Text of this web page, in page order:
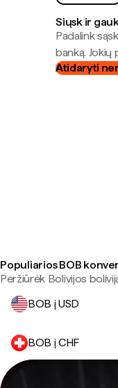
Siųsk ir
Padalink
banką. Jokių
Atidaryti
Populiarios BOB
Peržiūrėk Bolivijos
BOB į USD
BOB į CHF